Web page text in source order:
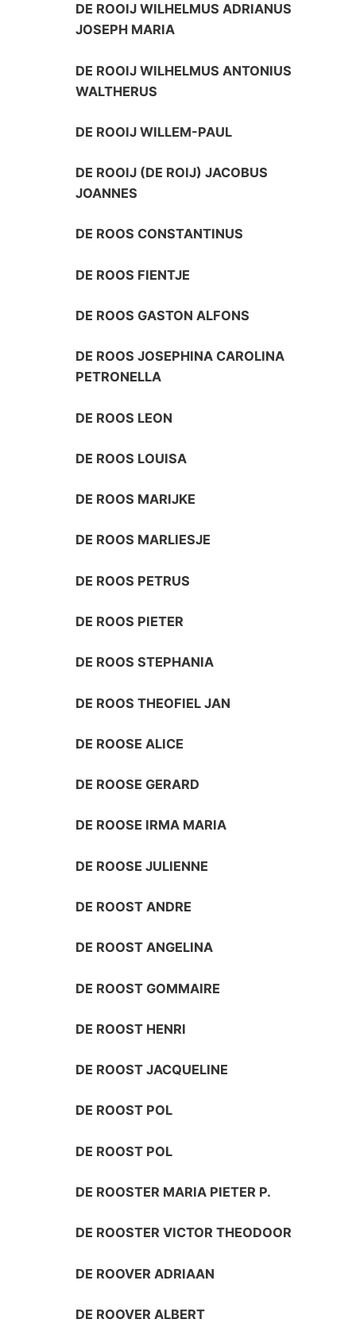
DE ROOIJ WILHELMUS ADRIANUS
JOSEPH MARIA
DE ROOIJ WILHELMUS ANTONIUS
WALTHERUS
DE ROOIJ WILLEM-PAUL
DE ROOIJ (DE ROIJ) JACOBUS
JOANNES
DE ROOS CONSTANTINUS
DE ROOS FIENTJE
DE ROOS GASTON ALFONS
DE ROOS JOSEPHINA CAROLINA
PETRONELLA
DE ROOS LEON
DE ROOS LOUISA
DE ROOS MARIJKE
DE ROOS MARLIESJE
DE ROOS PETRUS
DE ROOS PIETER
DE ROOS STEPHANIA
DE ROOS THEOFIEL JAN
DE ROOSE ALICE
DE ROOSE GERARD
DE ROOSE IRMA MARIA
DE ROOSE JULIENNE
DE ROOST ANDRE
DE ROOST ANGELINA
DE ROOST GOMMAIRE
DE ROOST HENRI
DE ROOST JACQUELINE
DE ROOST POL
DE ROOST POL
DE ROOSTER MARIA PIETER P.
DE ROOSTER VICTOR THEODOOR
DE ROOVER ADRIAAN
DE ROOVER ALBERT